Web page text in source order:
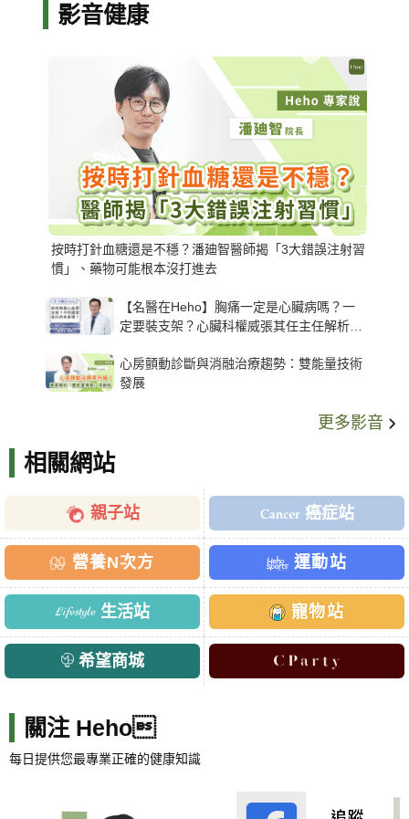
影音健康
按時打針血糖還是不穩？潘廸智醫師揭「3大錯誤注射習
慣」、藥物可能根本沒打進去
【名醫在Heho】胸痛一定是心臟病嗎？一
定要裝支架？心臟科權威張其任主任解析支
心房顫動診斷與消融治療趨勢：雙能量技術
發展
更多影音
相關網站
親子站 癌症站
營養N次方 運動站
生活站 寵物站
希望商城
關注 Heho
每日提供您最專業正確的健康知識